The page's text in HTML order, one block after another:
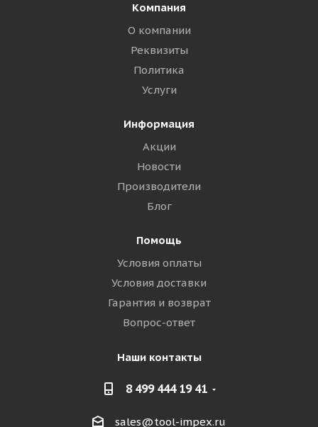
Компания
О компании
Реквизиты
Политика
Услуги
Информация
Акции
Новости
Производители
Блог
Помощь
Условия оплаты
Условия доставки
Гарантия и возврат
Вопрос-ответ
Наши контакты
8 499 444 19 41
sales@tool-impex.ru